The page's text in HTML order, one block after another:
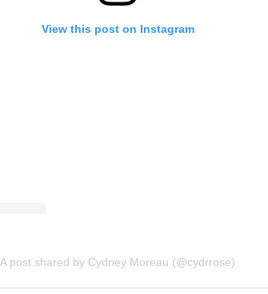
View this post on Instagram
A post shared by Cydney Moreau (@cydrrose)